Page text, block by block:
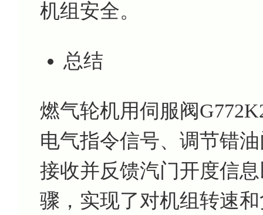
机组安全。
总结
燃气轮机用伺服阀
电气指令信号、调节错
接收并反馈汽门开度信
骤，实现了对机组转速